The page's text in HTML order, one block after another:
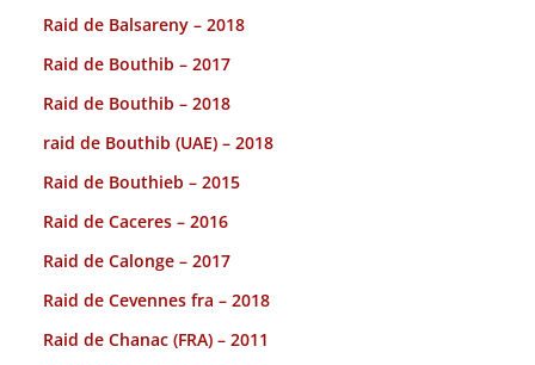
Raid de Balsareny – 2018
Raid de Bouthib – 2017
Raid de Bouthib – 2018
raid de Bouthib (UAE) – 2018
Raid de Bouthieb – 2015
Raid de Caceres – 2016
Raid de Calonge – 2017
Raid de Cevennes fra – 2018
Raid de Chanac (FRA) – 2011